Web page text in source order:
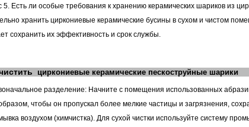
5. Есть ли особые требования к хранению керамических шариков из
хранить циркониевые керамические бусины в сухом и чистом
сохранить их эффективность и срок службы.
циркониевые керамические пескоструйные шарики
разделение: Начните с помещения использованных
чтобы он пропускал более мелкие частицы и загрязнения,
воздухом (химчистка). Для сухой чистки используйте систему